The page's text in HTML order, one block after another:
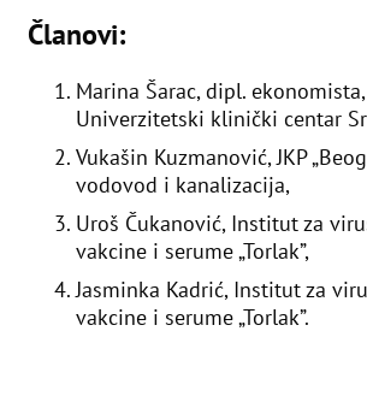
Članovi:
Marina Šarac, dipl. ekonomista,
Univerzitetski klinički centar
Vukašin Kuzmanović, JKP
vodovod i kanalizacija,
Uroš Čukanović, Institut za
vakcine i serume „Torlak”,
Jasminka Kadrić, Institut za
vakcine i serume „Torlak”.